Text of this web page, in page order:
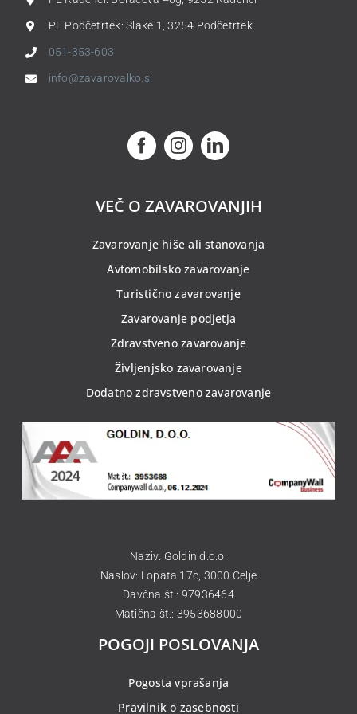
VEČ O ZAVAROVANJIH
Zavarovanje hiše ali stanovanja
Avtomobilsko zavarovanje
Turistično zavarovanje
Zavarovanje podjetja
Zdravstveno zavarovanje
Življenjsko zavarovanje
Dodatno zdravstveno zavarovanje
Naziv: Goldin d.o.o.
Naslov: Lopata 17c, 3000 Celje
Davčna št.: 97936464
Matična št.: 3953688000
POGOJI POSLOVANJA
Pogosta vprašanja
Pravilnik o zasebnosti
PE Podčetrtek: Slake 1, 3254 Podčetrtek
051-353-603
info@zavarovalko.si